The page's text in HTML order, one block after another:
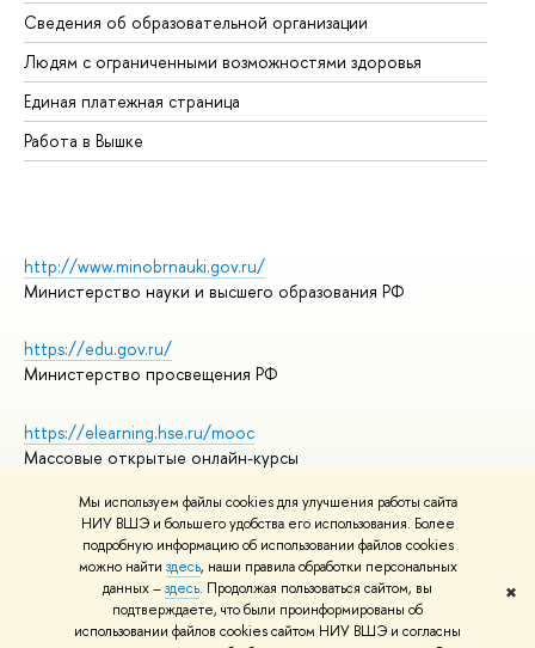
Мы используем файлы cookies для улучшения работы сайта
НИУ ВШЭ и большего удобства его использования. Более
подробную информацию об использовании файлов cookies
можно найти здесь, наши правила обработки персональных
данных –здесь. Продолжая пользоваться сайтом, вы
подтверждаете, что были проинформированы об
использовании файлов cookies сайтом НИУ ВШЭ и согласны
✖
Сведения об образовательной организации
Людям с ограниченными возможностями здоровья
Единая платежная страница
Работа в Вышке
http://www.minobrnauki.gov.ru/
Министерство науки и высшего образования РФ
https://edu.gov.ru/
Министерство просвещения РФ
https://elearning.hse.ru/mooc
Массовые открытые онлайн-курсы
© НИУ ВШЭ 1993–2026
Адреса и контакты
Условия использования материалов
Политика конфиденциальности
Правила применения рекомендательных технологий в НИУ ВШЭ